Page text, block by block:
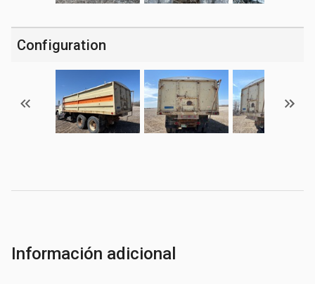
Configuration
Información adicional